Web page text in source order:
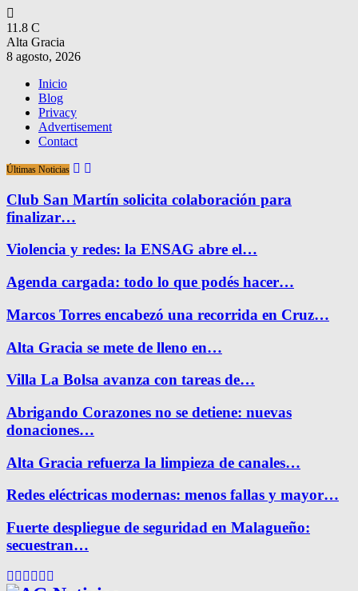
11.8 C
Alta Gracia
8 agosto, 2026
Inicio
Blog
Privacy
Advertisement
Contact
Últimas Noticias
Club San Martín solicita colaboración para
finalizar…
Violencia y redes: la ENSAG abre el…
Agenda cargada: todo lo que podés hacer…
Marcos Torres encabezó una recorrida en Cruz…
Alta Gracia se mete de lleno en…
Villa La Bolsa avanza con tareas de…
Abrigando Corazones no se detiene: nuevas
donaciones…
Alta Gracia refuerza la limpieza de canales…
Redes eléctricas modernas: menos fallas y mayor…
Fuerte despliegue de seguridad en Malagueño:
secuestran…
Facebook
Twitter
Instagram
Pinterest
Google